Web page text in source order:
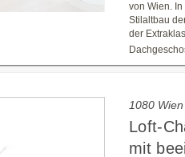
von Wien.
Stilaltbau
der
1080
Loft-
mit